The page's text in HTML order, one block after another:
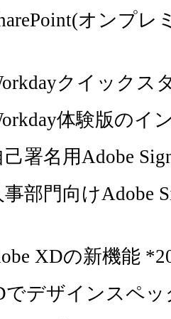
オンプレ
クイックス
体験版のイ
己署名用Adobe
事部門向けAdobe
XDの新機能
でデザインスペッ